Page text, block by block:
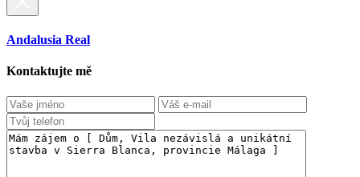
Andalusia Real
Kontaktujte mě